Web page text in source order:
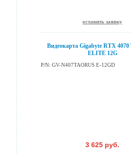
оставить заявку
Видеокарта Gigabyte RTX
ELITE 12G
P/N: GV-N407TAORUS E-12GD
3 625 руб.